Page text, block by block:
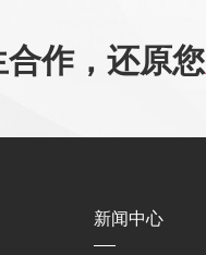
作，还原您
新闻中心